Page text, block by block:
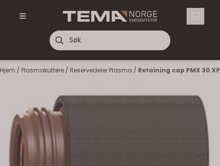
Hjem / Plasmakuttere / Reservedeler Plasma / Retaining cap PMX 30 XP